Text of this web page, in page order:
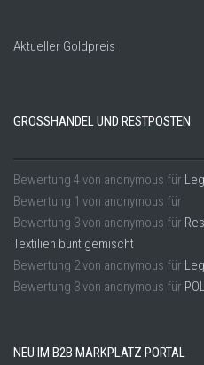
Aktueller Goldpreis
GROSSHANDEL UND RESTPOSTEN
Bewertung 4 von anonymous für
Bewertung 1 von anonymous für
Bewertung 3von anonymous für
Textilien bunt gemischt
Bewertung 2von anonymous für
Bewertung 3von anonymous für
NEU IM B2B MARKPLATZ PORTAL